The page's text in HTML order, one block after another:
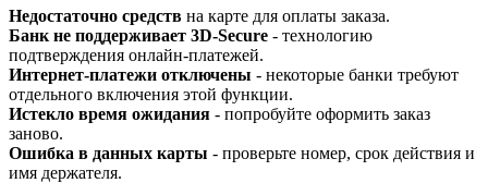
Недостаточно средств на карте для оплаты заказа.
Банк не поддерживает 3D-Secure - технологию
подтверждения онлайн-платежей.
Интернет-платежи отключены - некоторые банки требуют
отдельного включения этой функции.
Истекло время ожидания - попробуйте оформить заказ
заново.
Ошибка в данных карты - проверьте номер, срок действия и
имя держателя.